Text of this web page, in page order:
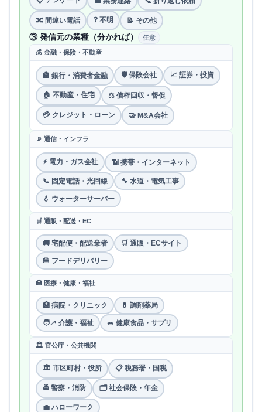
🔀 間違い電話 ❓ 不明 📝 その他
③ 発信元の業種（分かれば） 任意
💰 金融・保険・不動産
🏦 銀行・消費者金融 🛡 保険会社 📈 証券・投資
🏠 不動産・住宅 ⚖️ 債権回収・督促
💳 クレジット・ローン 🤝 M&A会社
📡 通信・インフラ
⚡ 電力・ガス会社 📶 携帯・インターネット
📞 固定電話・光回線 🔧 水道・電気工事
💧 ウォーターサーバー
🛒 通販・配送・EC
🚚 宅配便・配送業者 🛒 通販・ECサイト
🍔 フードデリバリー
🏥 医療・健康・福祉
🏥 病院・クリニック 💊 調剤薬局
🧑‍🦯 介護・福祉 🥗 健康食品・サプリ
🏛 官公庁・公共機関
🏛 市区町村・役所 📋 税務署・国税
🚔 警察・消防 🗂 社会保険・年金
💼 ハローワーク